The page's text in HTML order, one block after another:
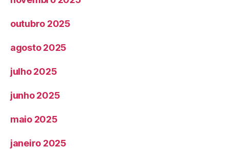
outubro 2025
agosto 2025
julho 2025
junho 2025
maio 2025
janeiro 2025